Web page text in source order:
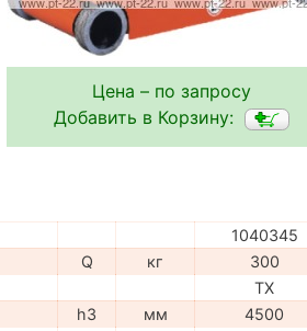
Цена – по запросу
Добавить в Корзину:
1040345
Q кг
300
TX
h3 мм
4500